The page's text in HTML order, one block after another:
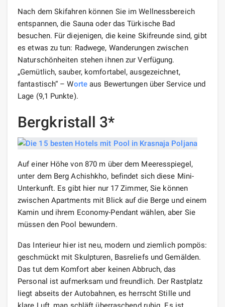
Nach dem Skifahren können Sie im Wellnessbereich
entspannen, die Sauna oder das Türkische Bad
besuchen. Für diejenigen, die keine Skifreunde sind, gibt
es etwas zu tun: Radwege, Wanderungen zwischen
Naturschönheiten stehen ihnen zur Verfügung.
„Gemütlich, sauber, komfortabel, ausgezeichnet,
fantastisch“ – Worte aus Bewertungen über Service und
Lage (9,1 Punkte).
Bergkristall 3*
Auf einer Höhe von 870 m über dem Meeresspiegel,
unter dem Berg Achishkho, befindet sich diese Mini-
Unterkunft. Es gibt hier nur 17 Zimmer, Sie können
zwischen Apartments mit Blick auf die Berge und einem
Kamin und ihrem Economy-Pendant wählen, aber Sie
müssen den Pool bewundern.
Das Interieur hier ist neu, modern und ziemlich pompös:
geschmückt mit Skulpturen, Basreliefs und Gemälden.
Das tut dem Komfort aber keinen Abbruch, das
Personal ist aufmerksam und freundlich. Der Rastplatz
liegt abseits der Autobahnen, es herrscht Stille und